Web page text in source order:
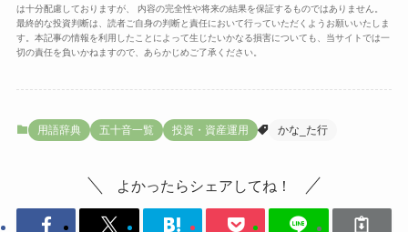
は十分配慮しておりますが、 内容の完全性や将来の結果を保証するものではありません。
最終的な投資判断は、読者ご自身の判断と責任において行っていただくようお願いいたしま
す。本記事の情報を利用したことによって生じたいかなる損害についても、当サイトでは一
切の責任を負いかねますので、あらかじめご了承ください。
用語辞典 五十音一覧 投資・資産運用 かな_た行
よかったらシェアしてね！